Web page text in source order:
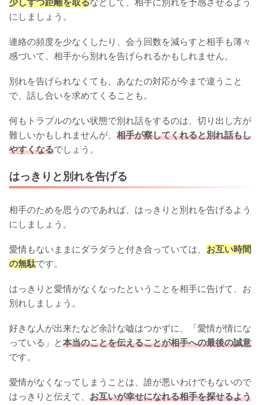
少しずつ距離を取るなどして、相手に別れを予感させるよう
にしましょう。
連絡の頻度を少なくしたり、会う回数を減らすと相手も薄々
感づいて、相手から別れを告げられるかもしれません。
別れを告げられなくても、あなたの対応が今まで違うこと
で、話し合いを求めてくることも。
何もトラブルのない状態で別れ話をするのは、切り出し方が
難しいかもしれませんが、 相手が察してくれると別れ話もし
やすくなるでしょう。
はっきりと別れを告げる
相手のためを思うのであれば、はっきりと別れを告げるよう
にしましょう。
愛情もないままにダラダラと付き合っていては、 お互い時間
の無駄です。
はっきりと愛情がなくなったということを相手に告げて、お
別れしましょう。
好きな人が出来たなど余計な嘘はつかずに、「愛情が情にな
っている」と本当のことを伝えることが相手への最後の誠意
です。
愛情がなくなってしまうことは、誰が悪いわけでもないので
はっきりと伝えて、 お互いが幸せになれる相手を探せるよう